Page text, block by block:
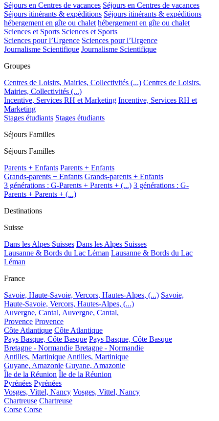
Séjours en Centres de vacances Séjours en Centres de vacances
Séjours itinérants & expéditions Séjours itinérants & expéditions
hébergement en gîte ou chalet hébergement en gîte ou chalet
Sciences et Sports Sciences et Sports
Sciences pour l’Urgence Sciences pour l’Urgence
Journalisme Scientifique Journalisme Scientifique
Groupes
Centres de Loisirs, Mairies, Collectivités (...) Centres de Loisirs,
Mairies, Collectivités (...)
Incentive, Services RH et Marketing Incentive, Services RH et
Marketing
Stages étudiants Stages étudiants
Séjours Familles
Séjours Familles
Parents + Enfants Parents + Enfants
Grands-parents + Enfants Grands-parents + Enfants
3 générations : G-Parents + Parents + (...) 3 générations : G-
Parents + Parents + (...)
Destinations
Suisse
Dans les Alpes Suisses Dans les Alpes Suisses
Lausanne & Bords du Lac Léman Lausanne & Bords du Lac
Léman
France
Savoie, Haute-Savoie, Vercors, Hautes-Alpes, (...) Savoie,
Haute-Savoie, Vercors, Hautes-Alpes, (...)
Auvergne, Cantal, Auvergne, Cantal,
Provence Provence
Côte Atlantique Côte Atlantique
Pays Basque, Côte Basque Pays Basque, Côte Basque
Bretagne - Normandie Bretagne - Normandie
Antilles, Martinique Antilles, Martinique
Guyane, Amazonie Guyane, Amazonie
Île de la Réunion Île de la Réunion
Pyrénées Pyrénées
Vosges, Vittel, Nancy Vosges, Vittel, Nancy
Chartreuse Chartreuse
Corse Corse